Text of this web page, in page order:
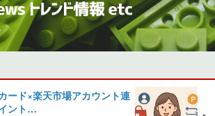
ード×楽天市場アカウント連
ント…